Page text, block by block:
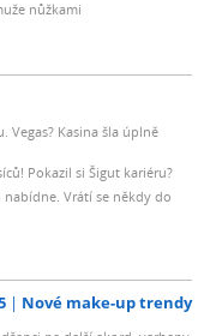
nůžkami
Vegas? Kasina šla úplně
Pokazil si Šigut kariéru?
Vrátí se někdy do
Nové make-up trendy